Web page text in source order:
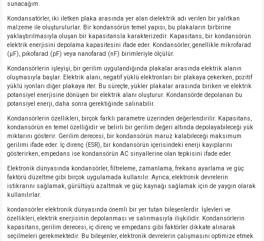
sunacağım.
Kondansatörler, iki iletken plaka arasında yer alan dielektrik adı verilen bir yalıtkan
malzeme ile oluşturulurlar. Bir kondansörün temel yapısı, bu plakaların birbirine
yaklaştırılmasıyla oluşan bir kapasitansla karakterizedir. Kapasitans, bir kondansörün
elektrik enerjisini depolama kapasitesini ifade eder. Kondansörler, genellikle mikrofarad
(µF), pikofarad (pF) veya nanofarad (nF) birimleriyle ölçülür.
Kondansörlerin işleyişi, bir gerilim uygulandığında plakalar arasında elektrik alanın
oluşmasıyla başlar. Elektrik alanı, negatif yüklü elektronları bir plakaya çekerken, pozitif
yüklü iyonları diğer plakaya iter. Bu süreçte, yükler plakalar arasında biriken ve elektrik
potansiyel enerjisine dönüşen bir elektrik alanı oluşturur. Kondansörde depolanan bu
potansiyel enerji, daha sonra gerektiğinde salınabilir.
Kondansörlerin özellikleri, birçok farklı parametre üzerinden değerlendirilir. Kapasitans,
kondansörün en temel özelliğidir ve belirli bir gerilim değeri altında depolayabileceği yük
miktarını gösterir. Gerilim derecesi, bir kondansörün maruz kalabileceği maksimum
gerilimi ifade eder. İç direnç (ESR), bir kondansörün içerisindeki enerji kayıplarını
gösterirken, empedans ise kondansörün AC sinyallerine olan tepkisini ifade eder.
Elektronik dünyasında kondansörler, filtreleme, zamanlama, frekans ayarlama ve güç
faktörü düzeltme gibi birçok uygulamada kullanılır. Ayrıca, elektronik devrelerin
istikrarını sağlamak, gürültüyü azaltmak ve güç kaynağı sağlamak için de yaygın olarak
kullanılırlar.
kondansörler elektronik dünyasında önemli bir yer tutan bileşenlerdir. İşlevleri ve
özellikleri, elektrik enerjisinin depolanması ve salınmasıyla ilişkilidir. Kondansörlerin
kapasitans, gerilim derecesi, iç direnç ve empedans gibi faktörler dikkate alınarak
seçilmeleri gerekmektedir. Bu bileşenler, elektronik devrelerin çalışmasını optimize etmek